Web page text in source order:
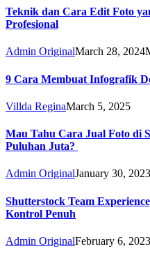
Teknik dan Cara Edit Foto
Profesional
Admin OriginalMarch 28, 2024
9 Cara Membuat Infografik
Villda ReginaMarch 5, 2025
Mau Tahu Cara Jual Foto di
Puluhan Juta?
Admin OriginalJanuary 30, 2023
Shutterstock Team
Kontrol Penuh
Admin OriginalFebruary 6, 2023